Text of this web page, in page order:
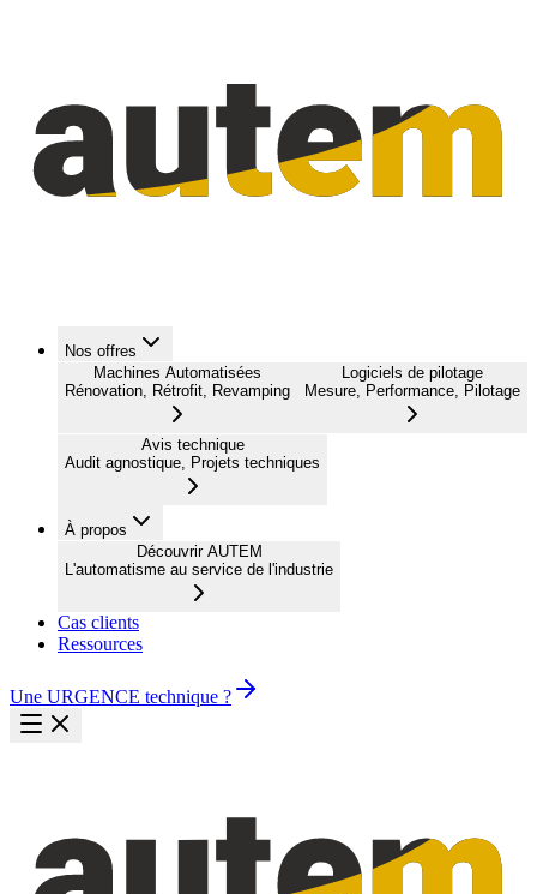
Nos offres
Machines Automatisées
Rénovation, Rétrofit, Revamping
Logiciels de pilotage
Mesure, Performance, Pilotage
Avis technique
Audit agnostique, Projets techniques
À propos
Découvrir AUTEM
L'automatisme au service de l'industrie
Cas clients
Ressources
Une URGENCE technique ?